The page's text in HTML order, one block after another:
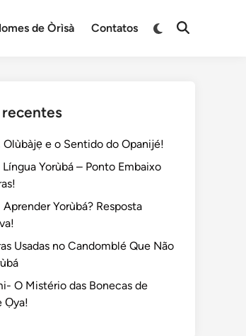
de Òrìsà Contatos
Switch
Open
recentes
Olùbàjẹ e o Sentido do Opanijé!
Yorùbá – Ponto Embaixo
Yorùbá? Resposta
Usadas no Candomblé Que Não
O Mistério das Bonecas de
Ọya!